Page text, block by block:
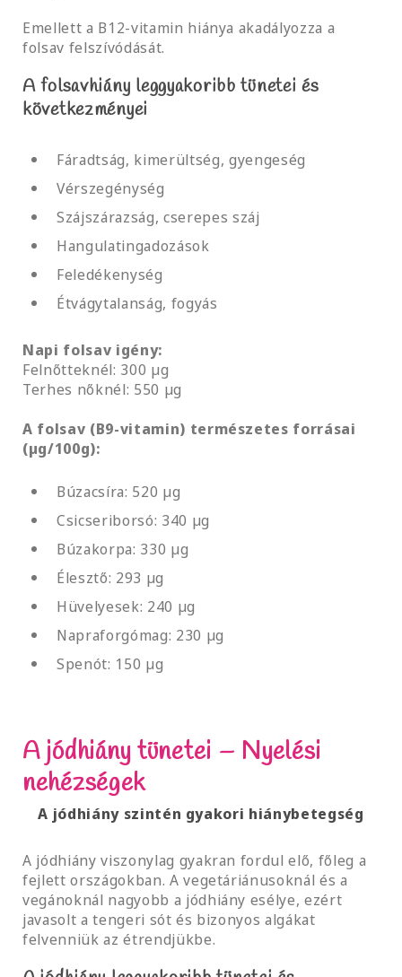
Emellett a B12-vitamin hiánya akadályozza a
folsav felszívódását.
A folsavhiány leggyakoribb tünetei és
következményei
Fáradtság, kimerültség, gyengeség
Vérszegénység
Szájszárazság, cserepes száj
Hangulatingadozások
Feledékenység
Étvágytalanság, fogyás
Napi folsav igény:
Felnőtteknél: 300 µg
Terhes nőknél: 550 µg
A folsav (B9-vitamin) természetes forrásai
(µg/100g):
Búzacsíra: 520 µg
Csicseriborsó: 340 µg
Búzakorpa: 330 µg
Élesztő: 293 µg
Hüvelyesek: 240 µg
Napraforgómag: 230 µg
Spenót: 150 µg
A jódhiány tünetei – Nyelési
nehézségek
A jódhiány szintén gyakori hiánybetegség
A jódhiány viszonylag gyakran fordul elő, főleg a
fejlett országokban. A vegetáriánusoknál és a
vegánoknál nagyobb a jódhiány esélye, ezért
javasolt a tengeri sót és bizonyos algákat
felvenniük az étrendjükbe.